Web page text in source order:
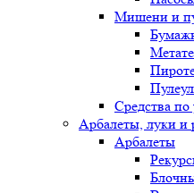
Мишени и
Средства
Арбалеты, луки и
Арбалеты